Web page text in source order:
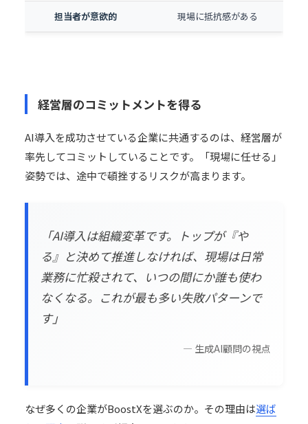
担当者が意欲的 現場に抵抗感がある
経営層のコミットメントを得る
AI導入を成功させている企業に共通するのは、経営層が
率先してコミットしていることです。「現場に任せる」
姿勢では、途中で頓挫するリスクが高まります。
「AI導入は組織変革です。トップが『や
る』と決めて推進しなければ、現場は日常
業務に忙殺されて、いつの間にか誰も使わ
なくなる。これが最も多い失敗パターンで
す」
— 生成AI顧問の視点
なぜ多くの企業がBoostXを選ぶのか。その理由は選ば